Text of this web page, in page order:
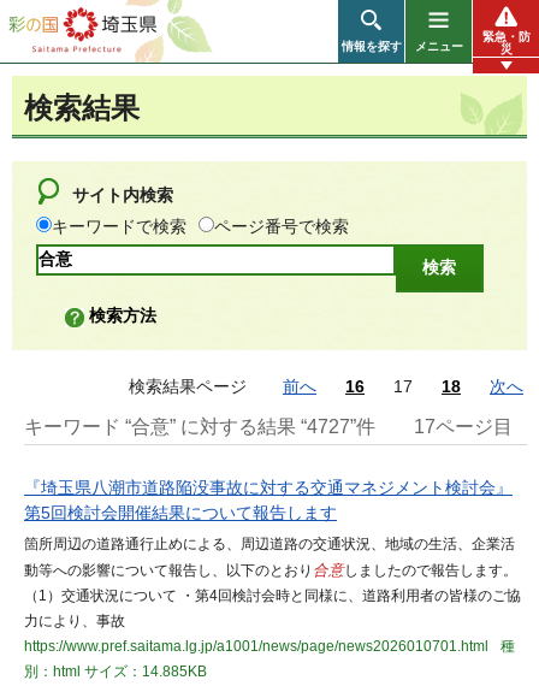
彩の国 埼玉県
情報を探す メニュー
緊急・防
災
検索結果
サイト内検索
キーワードで検索
ページ番号で検索
検索方法
検索結果ページ 前へ 16 17 18 次へ
キーワード “合意” に対する結果 “4727”件 17ページ目
『埼玉県八潮市道路陥没事故に対する交通マネジメント検討会』
第5回検討会開催結果について報告します
箇所周辺の道路通行止めによる、周辺道路の交通状況、地域の生活、企業活
動等への影響について報告し、以下のとおり 合意しましたので報告します。
（1）交通状況について ・第4回検討会時と同様に、道路利用者の皆様のご協
力により、事故
https://www.pref.saitama.lg.jp/a1001/news/page/news2026010701.html
種
別：html サイズ：14.885KB